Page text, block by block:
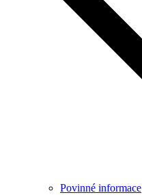
Povinné informace